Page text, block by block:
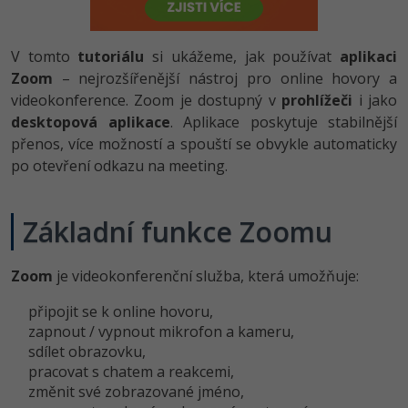
HTML5, CSS3, Bootstrap, SEO
SQL a databáze
Testování a verzování
UML a návrhové vzory
Spring
Django
Best practices
PHP
JavaScript
Python
HTML / CSS
SQLite
Vývojář mobilních aplikací
Specialista na AI a bigdata
C# Game developer
Webdesigner
Systémový administrátor
Grafik / UX/UI návrhář
3D grafik
Projektový manažer
Databázový analytik
-80%
JavaScript -80%
PHP -80%
C++ -80%
Kotlin -80%
C -80%
VB.NET
SQL
Návrh SW -80%
Digitální gramotnost
Marketing -30%
WordPress
SEO -30%
Business
Kryptoměny -25%
Copywriting -30%
MS Office
Photoshop -80%
Adobe Illustrator -80%
Adobe Lightroom -30%
Adobe XD -15%
Adobe After Effects
Blender -80%
Inkscape
Fotografování
V tomto tutoriálu si ukážeme, jak používat aplikaci
Zoom – nejrozšířenější nástroj pro online hovory a
videokonference. Zoom je dostupný v prohlížeči i jako
desktopová aplikace. Aplikace poskytuje stabilnější
přenos, více možností a spouští se obvykle automaticky
po otevření odkazu na meeting.
Základní funkce Zoomu
Zoom je videokonferenční služba, která umožňuje:
připojit se k online hovoru,
zapnout / vypnout mikrofon a kameru,
sdílet obrazovku,
pracovat s chatem a reakcemi,
změnit své zobrazované jméno,